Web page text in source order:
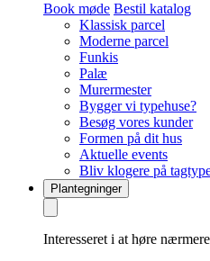
Book møde Bestil katalog
Klassisk parcel
Moderne parcel
Funkis
Palæ
Murermester
Bygger vi typehuse?
Besøg vores kunder
Formen på dit hus
Aktuelle events
Bliv klogere på
Plantegninger
Interesseret i at høre